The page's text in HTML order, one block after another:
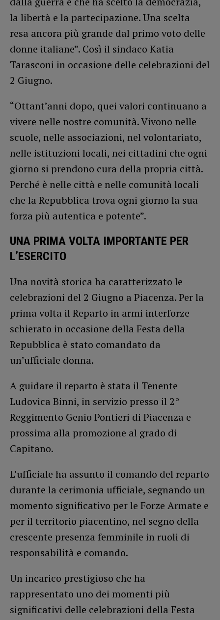
la libertà e la partecipazione. Una scelta
resa ancora più grande dal primo voto delle
donne italiane”. Così il sindaco Katia
Tarasconi in occasione delle celebrazioni del
2 Giugno.
“Ottant’anni dopo, quei valori continuano a
vivere nelle nostre comunità. Vivono nelle
scuole, nelle associazioni, nel volontariato,
nelle istituzioni locali, nei cittadini che ogni
giorno si prendono cura della propria città.
Perché è nelle città e nelle comunità locali
che la Repubblica trova ogni giorno la sua
forza più autentica e potente”.
UNA PRIMA VOLTA IMPORTANTE PER
L’ESERCITO
Una novità storica ha caratterizzato le
celebrazioni del 2 Giugno a Piacenza. Per la
prima volta il Reparto in armi interforze
schierato in occasione della Festa della
Repubblica è stato comandato da
un’ufficiale donna.
A guidare il reparto è stata il Tenente
Ludovica Binni, in servizio presso il 2°
Reggimento Genio Pontieri di Piacenza e
prossima alla promozione al grado di
Capitano.
L’ufficiale ha assunto il comando del reparto
durante la cerimonia ufficiale, segnando un
momento significativo per le Forze Armate e
per il territorio piacentino, nel segno della
crescente presenza femminile in ruoli di
responsabilità e comando.
Un incarico prestigioso che ha
rappresentato uno dei momenti più
significativi delle celebrazioni della Festa